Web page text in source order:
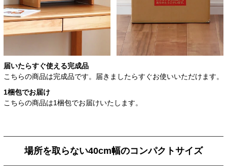
届いたらすぐ使える完成品
こちらの商品は完成品です。届きましたらすぐお使いいただけます。
1梱包でお届け
こちらの商品は1梱包でお届けいたします。
場所を取らない40cm幅のコンパクトサイズ